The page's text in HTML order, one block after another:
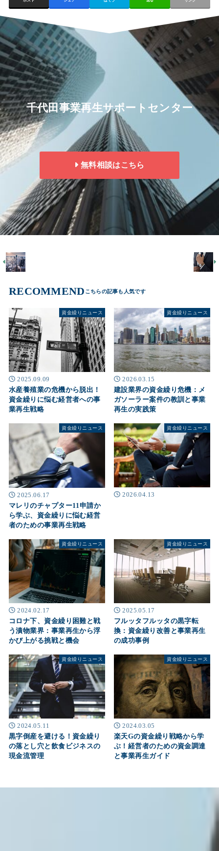
千代田事業再生サポートセンター
無料相談はこちら
RECOMMEND
資金繰りニュース
2025.09.09
水産養殖業の危機から脱出！
資金繰りに悩む経営者への事
業再生戦略
資金繰りニュース
2026.03.15
建設業界の資金繰り危機：メ
ガソーラー案件の教訓と事業
再生の実践策
資金繰りニュース
2025.06.17
マレリのチャプター11申請か
ら学ぶ、資金繰りに悩む経営
者のための事業再生戦略
資金繰りニュース
2026.04.13
資金繰りニュース
2024.02.17
コロナ下、資金繰り困難と戦
う漬物業界：事業再生から浮
かび上がる挑戦と機会
資金繰りニュース
2025.05.17
フルッタフルッタの黒字転
換：資金繰り改善と事業再生
の成功事例
資金繰りニュース
2024.05.11
黒字倒産を避ける！資金繰り
の落とし穴と飲食ビジネスの
現金流管理
資金繰りニュース
2024.03.05
楽天Gの資金繰り戦略から学
ぶ！経営者のための資金調達
と事業再生ガイド